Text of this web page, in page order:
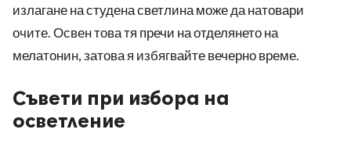
излагане на студена светлина може да натовари
очите. Освен това тя пречи на отделянето на
мелатонин, затова я избягвайте вечерно време.
Съвети при избора на
осветление